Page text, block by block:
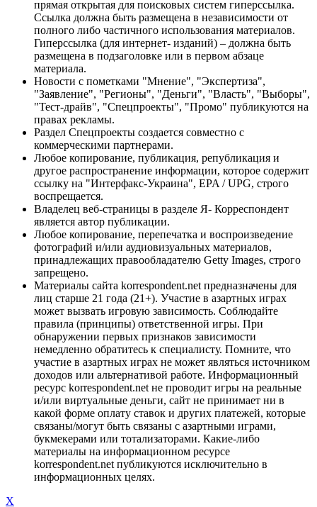
прямая открытая для поисковых систем гиперссылка.
Ссылка должна быть размещена в независимости от
полного либо частичного использования материалов.
Гиперссылка (для интернет- изданий) – должна быть
размещена в подзаголовке или в первом абзаце
материала.
Новости с пометками "Мнение", "Экспертиза",
"Заявление", "Регионы", "Деньги", "Власть", "Выборы",
"Тест-драйв", "Спецпроекты", "Промо" публикуются на
правах рекламы.
Раздел Спецпроекты создается совместно с
коммерческими партнерами.
Любое копирование, публикация, републикация и
другое распространение информации, которое содержит
ссылку на "Интерфакс-Украина", EPA / UPG, строго
воспрещается.
Владелец веб-страницы в разделе Я- Корреспондент
является автор публикации.
Любое копирование, перепечатка и воспроизведение
фотографий и/или аудиовизуальных материалов,
принадлежащих правообладателю Getty Images, строго
запрещено.
Материалы сайта korrespondent.net предназначены для
лиц старше 21 года (21+). Участие в азартных играх
может вызвать игровую зависимость. Соблюдайте
правила (принципы) ответственной игры. При
обнаружении первых признаков зависимости
немедленно обратитесь к специалисту. Помните, что
участие в азартных играх не может являться источником
доходов или альтернативой работе. Информационный
ресурс korrespondent.net не проводит игры на реальные
и/или виртуальные деньги, сайт не принимает ни в
какой форме оплату ставок и других платежей, которые
связаны/могут быть связаны с азартными играми,
букмекерами или тотализаторами. Какие-либо
материалы на информационном ресурсе
korrespondent.net публикуются исключительно в
информационных целях.
X